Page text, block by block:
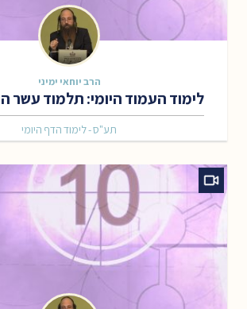
הרב יוחאי ימיני
לימוד העמוד היומי: תלמוד עשר
תע"ס - לימוד הדף היומי